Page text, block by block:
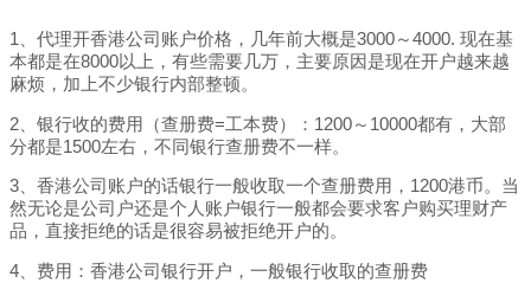
1、代理开香港公司账户价格，几年前大概是3000～4000. 现在基
本都是在8000以上，有些需要几万，主要原因是现在开户越来越
麻烦，加上不少银行内部整顿。
2、银行收的费用（查册费=工本费）：1200～10000都有，大部
分都是1500左右，不同银行查册费不一样。
3、香港公司账户的话银行一般收取一个查册费用，1200港币。当
然无论是公司户还是个人账户银行一般都会要求客户购买理财产
品，直接拒绝的话是很容易被拒绝开户的。
4、费用：香港公司银行开户，一般银行收取的查册费